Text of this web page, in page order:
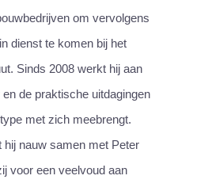
om vervolgens
dienst te komen bij het
Sinds 2008 werkt hij aan
de praktische uitdagingen
met zich meebrengt.
hij nauw samen met Peter
voor een veelvoud aan